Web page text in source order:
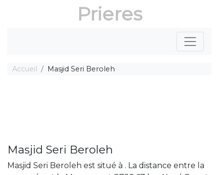
Prieres
Accueil Masjid Seri Beroleh
Masjid Seri Beroleh
Masjid Seri Beroleh est situé à . La distance entre la